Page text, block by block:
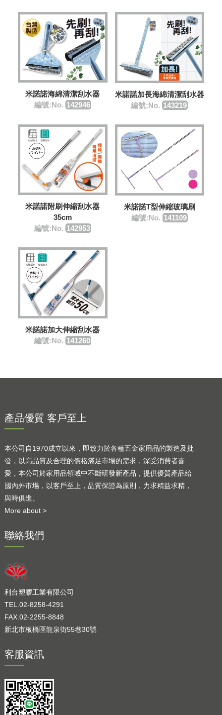
米諾諾海綿清潔刮水器
編號:No. 142946
米諾諾加長海綿清潔刮水器
編號:No. 143219
米諾諾附刷伸縮刮水器
35cm
編號:No. 142953
米諾諾T型伸縮玻璃刷
編號:No. 141109
米諾諾加大伸縮刮水器
編號:No. 141260
產品優質 客戶至上
本公司自1970成立以來，即致力於各種五金家用品的製造及批
發，以高品質及合理的價格滿足市場的需求，深受消費者喜
愛，本公司於家用品領域中不斷研發新產品，提供優質產品給
國內外市場，以客戶至上，品質保證為原則，力求精益求精，
與時俱進。
More about >
聯絡我們
利台塑膠工業有限公司
TEL.02-8258-4291
FAX.02-2255-8848
新北市板橋區龍泉街55巷30號
客服資訊